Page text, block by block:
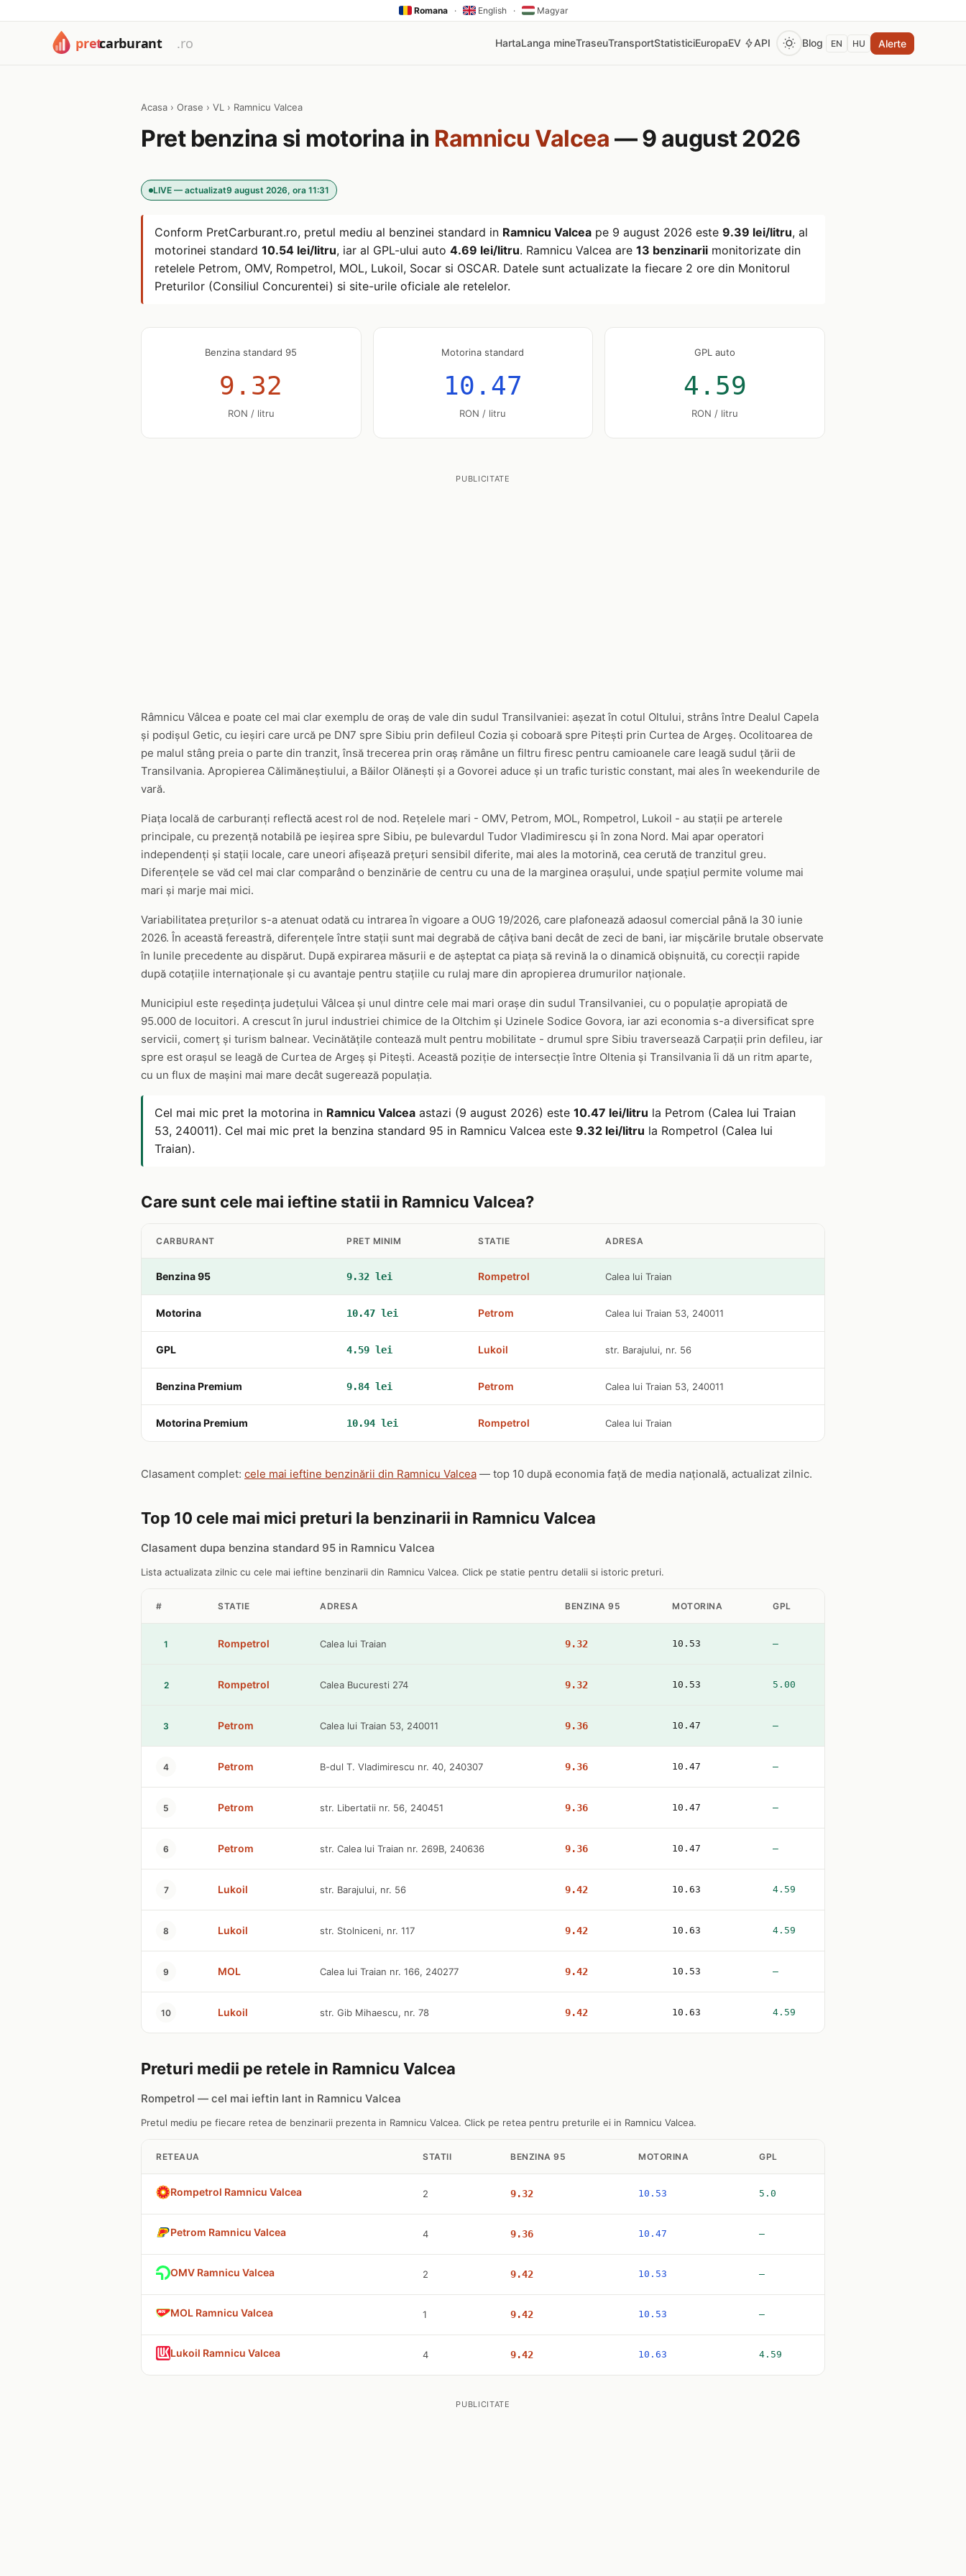
Romana · English · Magyar
HartaLanga mineTraseuTransportStatisticiEuropaEV API Blog EN HU Alerte
Acasa › Orase › VL › Ramnicu Valcea
Pret benzina si motorina in Ramnicu Valcea — 9 august 2026
LIVE — actualizat9 august 2026, ora 11:31
Conform PretCarburant.ro, pretul mediu al benzinei standard in Ramnicu Valcea pe 9 august 2026 este 9.39 lei/litru, al
motorinei standard 10.54 lei/litru, iar al GPL-ului auto 4.69 lei/litru. Ramnicu Valcea are 13 benzinarii monitorizate din
retelele Petrom, OMV, Rompetrol, MOL, Lukoil, Socar si OSCAR. Datele sunt actualizate la fiecare 2 ore din Monitorul
Preturilor (Consiliul Concurentei) si site-urile oficiale ale retelelor.
Benzina standard 95
9.32
RON / litru
Motorina standard
10.47
RON / litru
GPL auto
4.59
RON / litru
PUBLICITATE
Râmnicu Vâlcea e poate cel mai clar exemplu de oraș de vale din sudul Transilvaniei: așezat în cotul Oltului, strâns între Dealul Capela
și podișul Getic, cu ieșiri care urcă pe DN7 spre Sibiu prin defileul Cozia și coboară spre Pitești prin Curtea de Argeș. Ocolitoarea de
pe malul stâng preia o parte din tranzit, însă trecerea prin oraș rămâne un filtru firesc pentru camioanele care leagă sudul țării de
Transilvania. Apropierea Călimăneștiului, a Băilor Olănești și a Govorei aduce și un trafic turistic constant, mai ales în weekendurile de
vară.
Piața locală de carburanți reflectă acest rol de nod. Rețelele mari - OMV, Petrom, MOL, Rompetrol, Lukoil - au stații pe arterele
principale, cu prezență notabilă pe ieșirea spre Sibiu, pe bulevardul Tudor Vladimirescu și în zona Nord. Mai apar operatori
independenți și stații locale, care uneori afișează prețuri sensibil diferite, mai ales la motorină, cea cerută de tranzitul greu.
Diferențele se văd cel mai clar comparând o benzinărie de centru cu una de la marginea orașului, unde spațiul permite volume mai
mari și marje mai mici.
Variabilitatea prețurilor s-a atenuat odată cu intrarea în vigoare a OUG 19/2026, care plafonează adaosul comercial până la 30 iunie
2026. În această fereastră, diferențele între stații sunt mai degrabă de câțiva bani decât de zeci de bani, iar mișcările brutale observate
în lunile precedente au dispărut. După expirarea măsurii e de așteptat ca piața să revină la o dinamică obișnuită, cu corecții rapide
după cotațiile internaționale și cu avantaje pentru stațiile cu rulaj mare din apropierea drumurilor naționale.
Municipiul este reședința județului Vâlcea și unul dintre cele mai mari orașe din sudul Transilvaniei, cu o populație apropiată de
95.000 de locuitori. A crescut în jurul industriei chimice de la Oltchim și Uzinele Sodice Govora, iar azi economia s-a diversificat spre
servicii, comerț și turism balnear. Vecinătățile contează mult pentru mobilitate - drumul spre Sibiu traversează Carpații prin defileu, iar
spre est orașul se leagă de Curtea de Argeș și Pitești. Această poziție de intersecție între Oltenia și Transilvania îi dă un ritm aparte,
cu un flux de mașini mai mare decât sugerează populația.
Cel mai mic pret la motorina in Ramnicu Valcea astazi (9 august 2026) este 10.47 lei/litru la Petrom (Calea lui Traian
53, 240011). Cel mai mic pret la benzina standard 95 in Ramnicu Valcea este 9.32 lei/litru la Rompetrol (Calea lui
Traian).
Care sunt cele mai ieftine statii in Ramnicu Valcea?
CARBURANT PRET MINIM STATIE ADRESA
Benzina 95 9.32 lei Rompetrol Calea lui Traian
Motorina 10.47 lei Petrom Calea lui Traian 53, 240011
GPL 4.59 lei Lukoil str. Barajului, nr. 56
Benzina Premium 9.84 lei Petrom Calea lui Traian 53, 240011
Motorina Premium 10.94 lei Rompetrol Calea lui Traian
Clasament complet: cele mai ieftine benzinării din Ramnicu Valcea — top 10 după economia față de media națională, actualizat zilnic.
Top 10 cele mai mici preturi la benzinarii in Ramnicu Valcea
Clasament dupa benzina standard 95 in Ramnicu Valcea
Lista actualizata zilnic cu cele mai ieftine benzinarii din Ramnicu Valcea. Click pe statie pentru detalii si istoric preturi.
# STATIE ADRESA BENZINA 95 MOTORINA GPL
1 Rompetrol Calea lui Traian 9.32 10.53 —
2 Rompetrol Calea Bucuresti 274 9.32 10.53 5.00
3 Petrom Calea lui Traian 53, 240011 9.36 10.47 —
4 Petrom B-dul T. Vladimirescu nr. 40, 240307 9.36 10.47 —
5 Petrom str. Libertatii nr. 56, 240451 9.36 10.47 —
6 Petrom str. Calea lui Traian nr. 269B, 240636 9.36 10.47 —
7 Lukoil str. Barajului, nr. 56 9.42 10.63 4.59
8 Lukoil str. Stolniceni, nr. 117 9.42 10.63 4.59
9 MOL Calea lui Traian nr. 166, 240277 9.42 10.53 —
10 Lukoil str. Gib Mihaescu, nr. 78 9.42 10.63 4.59
Preturi medii pe retele in Ramnicu Valcea
Rompetrol — cel mai ieftin lant in Ramnicu Valcea
Pretul mediu pe fiecare retea de benzinarii prezenta in Ramnicu Valcea. Click pe retea pentru preturile ei in Ramnicu Valcea.
RETEAUA STATII BENZINA 95 MOTORINA GPL
Rompetrol Ramnicu Valcea 2 9.32 10.53 5.0
Petrom Ramnicu Valcea 4 9.36 10.47 —
OMV Ramnicu Valcea 2 9.42 10.53 —
MOL Ramnicu Valcea 1 9.42 10.53 —
Lukoil Ramnicu Valcea 4 9.42 10.63 4.59
PUBLICITATE